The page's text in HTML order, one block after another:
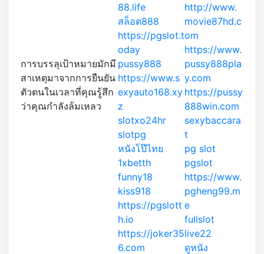
การบรรลุเป้าหมายมักมี
สาเหตุมาจากการยืนยัน
ตัวตนในเวลาที่คุณรู้สึก
ว่าคุณกำลังล้มเหลว
88.life
สล็อต888
https://pgslot.t
oday
pussy888
https://www.s
exyauto168.xy
z
slotxo24hr
slotpg
หนังโป๊ไทย
1xbetth
funny18
kiss918
https://pgslott
h.io
https://joker35
6.com
http://www.
movie87hd.c
om
https://www.
pussy888pla
y.com
https://pussy
888win.com
sexybaccara
t
pg slot
pgslot
https://www.
pgheng99.m
e
fullslot
live22
ดูหนัง